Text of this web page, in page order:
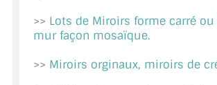
A PROPOS DE LA LIVRAISON
>> Lots de Miroirs forme carré
mur façon mosaïque.
>> Miroirs orginaux, miroirs de